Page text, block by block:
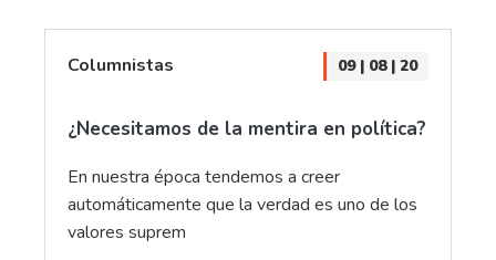
Columnistas 09 | 08 | 20
¿Necesitamos de la mentira en política?
En nuestra época tendemos a creer
automáticamente que la verdad es uno de los
valores suprem